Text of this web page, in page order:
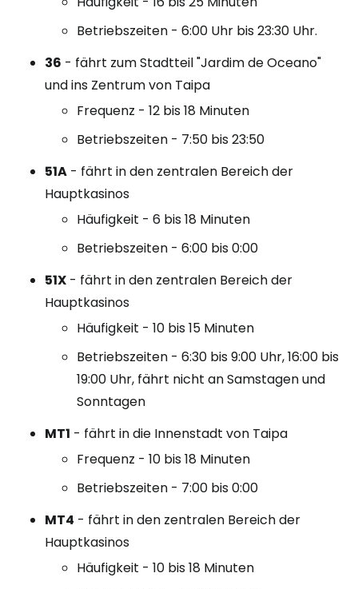
Betriebszeiten - 6:00 Uhr bis 23:30 Uhr.
36 - fährt zum Stadtteil "Jardim de Oceano"
und ins Zentrum von Taipa
Frequenz - 12 bis 18 Minuten
Betriebszeiten - 7:50 bis 23:50
51A - fährt in den zentralen Bereich der
Hauptkasinos
Häufigkeit - 6 bis 18 Minuten
Betriebszeiten - 6:00 bis 0:00
51X - fährt in den zentralen Bereich der
Hauptkasinos
Häufigkeit - 10 bis 15 Minuten
Betriebszeiten - 6:30 bis 9:00 Uhr, 16:00 bis
19:00 Uhr, fährt nicht an Samstagen und
Sonntagen
MT1 - fährt in die Innenstadt von Taipa
Frequenz - 10 bis 18 Minuten
Betriebszeiten - 7:00 bis 0:00
MT4 - fährt in den zentralen Bereich der
Hauptkasinos
Häufigkeit - 10 bis 18 Minuten